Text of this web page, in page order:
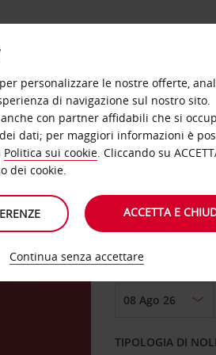
Scegli una
DAL GIORNO
TIPOLOGIA DI
personalizzare le nostre offerte,
di navigazione sul nostro sito.
con partner affidabili che si
dati; per maggiori informazioni è
Politica sui cookie. Cliccando su
dei cookie.
ACCETTA E
Continua senza accettare